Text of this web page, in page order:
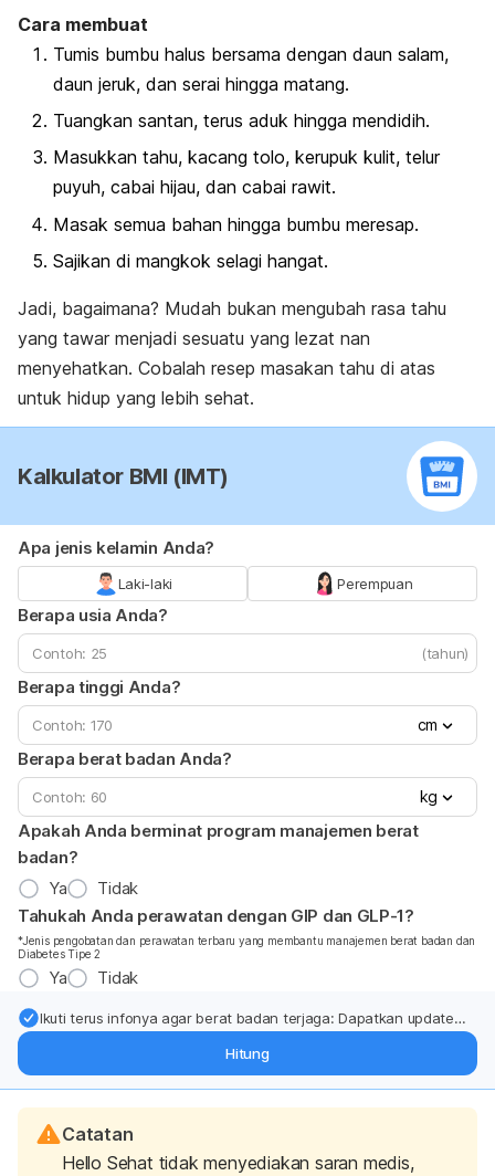
Cara membuat
Tumis bumbu halus bersama dengan daun salam,
daun jeruk, dan serai hingga matang.
Tuangkan santan, terus aduk hingga mendidih.
Masukkan tahu, kacang tolo, kerupuk kulit, telur
puyuh, cabai hijau, dan cabai rawit.
Masak semua bahan hingga bumbu meresap.
Sajikan di mangkok selagi hangat.
Jadi, bagaimana? Mudah bukan mengubah rasa tahu
yang tawar menjadi sesuatu yang lezat nan
menyehatkan. Cobalah resep masakan tahu di atas
untuk hidup yang lebih sehat.
Kalkulator BMI (IMT)
Apa jenis kelamin Anda?
Laki-laki Perempuan
Berapa usia Anda?
(tahun)
Berapa tinggi Anda?
cm
Berapa berat badan Anda?
kg
Apakah Anda berminat program manajemen berat
badan?
Ya
Tidak
Tahukah Anda perawatan dengan GIP dan GLP-1?
*Jenis pengobatan dan perawatan terbaru yang membantu manajemen berat badan dan
Diabetes Tipe 2
Ya Tidak
Ikuti terus infonya agar berat badan terjaga: Dapatkan update
Hitung
Catatan
Hello Sehat tidak menyediakan saran medis,